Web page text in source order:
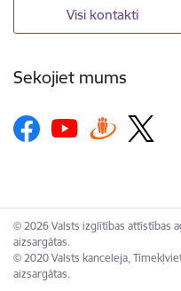
Visi kontakti
Sekojiet mums
© 2026 Valsts izglītības attīstības
aizsargātas.
© 2020 Valsts kanceleja,
aizsargātas.